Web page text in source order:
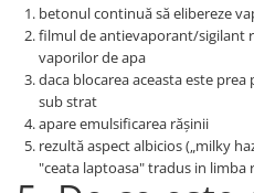
betonul continuă să elibereze
filmul de antievaporant/sigilant
vaporilor de apa
daca blocarea aceasta este
sub strat
apare emulsificarea rășinii
rezultă aspect albicios („milky
"ceata laptoasa" tradus in limba